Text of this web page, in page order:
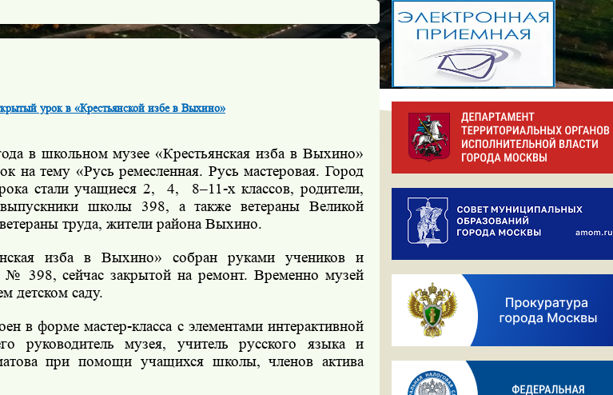
урок в «Крестьянской избе в Выхино»
в школьном музее «Крестьянская изба в Выхино»
на тему «Русь ремесленная. Русь мастеровая. Город
стали учащиеся 2, 4,
8–11-х классов, родители,
школы 398, а также ветераны Великой
труда, жители района Выхино.
изба в Выхино» собран руками учеников и
№ 398, сейчас закрытой на ремонт. Временно музей
детском саду.
в форме мастер-класса с элементамиинтерактивной
руководитель музея, учитель русского языка и
при помощи учащихся школы, членов актива